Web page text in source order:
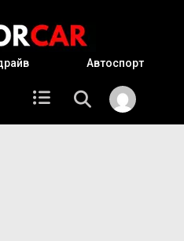
Автоспорт